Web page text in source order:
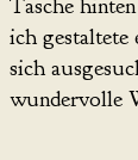
Tasche
ich gestaltete
sich
wundervolle